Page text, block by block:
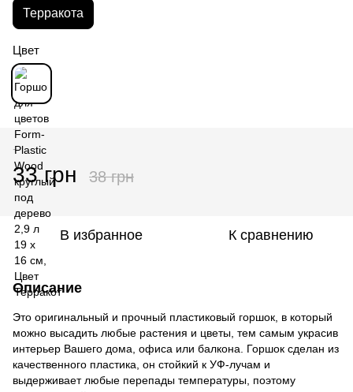
Терракота
Цвет
-
33 грн 38 грн
В избранное К сравнению
Описание
Это оригинальный и прочный пластиковый горшок, в который
можно высадить любые растения и цветы, тем самым украсив
интерьер Вашего дома, офиса или балкона. Горшок сделан из
качественного пластика, он стойкий к УФ-лучам и
выдерживает любые перепады температуры, поэтому